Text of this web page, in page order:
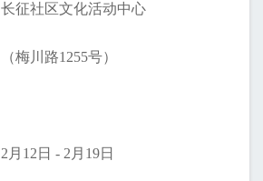
长征社区文化活动中心
（梅川路1255号）
2月12日 - 2月19日